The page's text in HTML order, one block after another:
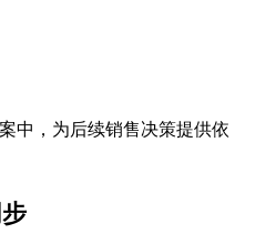
中，为后续销售决策提供依